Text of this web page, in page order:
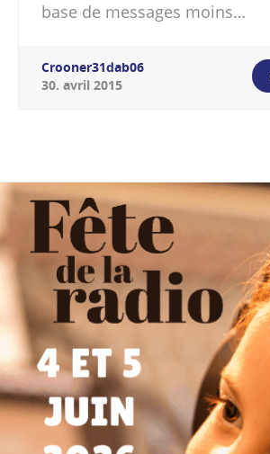
base de messages moins…
Crooner31dab06
30. avril 2015